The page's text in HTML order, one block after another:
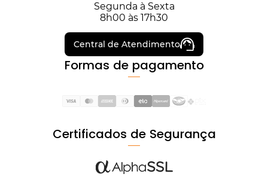
Segunda à Sexta
8h00 às 17h30
Central de Atendimento
Formas de pagamento
Certificados de Segurança